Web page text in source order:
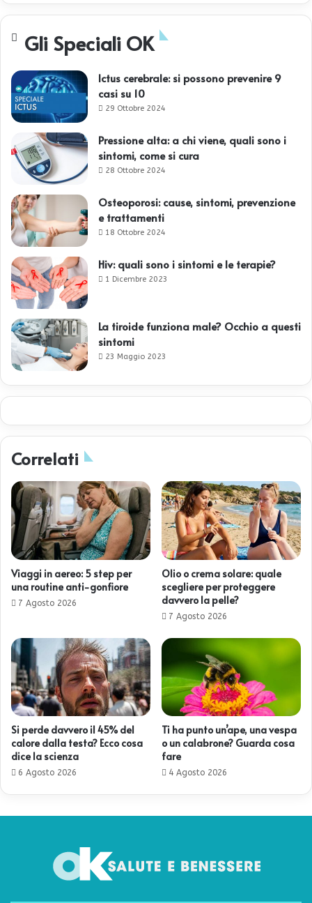
Gli Speciali OK
Ictus cerebrale: si possono prevenire 9
casi su 10
29 Ottobre 2024
Pressione alta: a chi viene, quali sono i
sintomi, come si cura
28 Ottobre 2024
Osteoporosi: cause, sintomi, prevenzione
e trattamenti
18 Ottobre 2024
Hiv: quali sono i sintomi e le terapie?
1 Dicembre 2023
La tiroide funziona male? Occhio a questi
sintomi
23 Maggio 2023
Correlati
Viaggi in aereo: 5 step per
una routine anti-gonfiore
7 Agosto 2026
Olio o crema solare: quale
scegliere per proteggere
davvero la pelle?
7 Agosto 2026
Si perde davvero il 45% del
calore dalla testa? Ecco cosa
dice la scienza
6 Agosto 2026
Ti ha punto un’ape, una vespa
o un calabrone? Guarda cosa
fare
4 Agosto 2026